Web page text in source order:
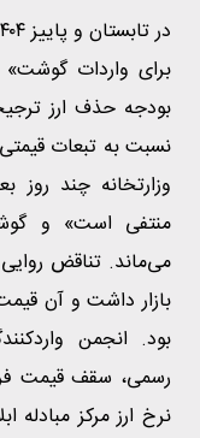
برای واردات گوشت»
بودجه حذف ارز
نسبت به تبعات
وزارتخانه چند
منتفی است» و
می‌ماند. تناقض
بازار داشت و آن
بود. انجمن
رسمی، سقف قیمت
نرخ ارز مرکز